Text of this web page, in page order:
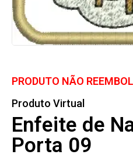
PRODUTO NÃO
Produto Virtual
Enfeite de
Porta 09